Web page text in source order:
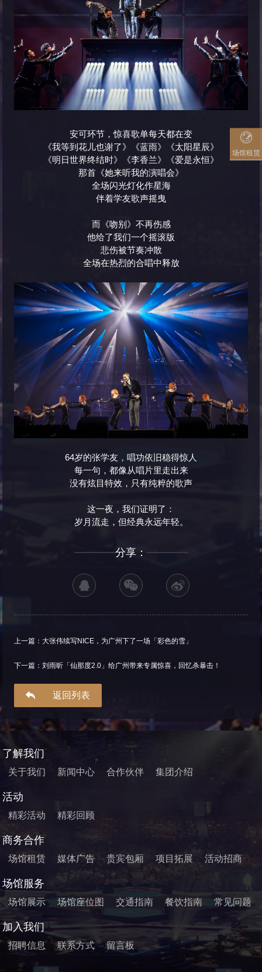
安可环节，惊喜歌单每天都在变
《我等到花儿也谢了》《蓝雨》《太阳星辰》
《明日世界终结时》《李香兰》《爱是永恒》
那首《她来听我的演唱会》
全场闪光灯化作星海
伴着学友歌声摇曳
而《吻别》不再伤感
他给了我们一个摇滚版
悲伤被节奏冲散
全场在热烈的合唱中释放
64岁的张学友，唱功依旧稳得惊人
每一句，都像从唱片里走出来
没有炫目特效，只有纯粹的歌声
这一夜，我们证明了：
岁月流走，但经典永远年轻。
分享：
上一篇：大张伟续写NICE，为广州下了一场「彩色的雪」
下一篇：刘雨昕「仙那度2.0」给广州带来专属惊喜，回忆杀暴击！
返回列表
场馆租赁
了解我们
关于我们 新闻中心 合作伙伴 集团介绍
活动
精彩活动 精彩回顾
商务合作
场馆租赁 媒体广告 贵宾包厢 项目拓展 活动招商
场馆服务
场馆展示 场馆座位图 交通指南 餐饮指南 常见问题
加入我们
招聘信息 联系方式 留言板